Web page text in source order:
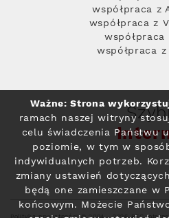
współpraca z
współpraca z
współpraca
współpraca z
Ważne: Strona
ramach naszej witryny
celu świadczenia Państwu
poziomie, w tym w
indywidualnych potrzeb.
zmiany ustawień
będą one zamieszczane w
końcowym. Możecie